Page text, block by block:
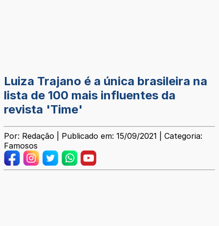
Luiza Trajano é a única brasileira na
lista de 100 mais influentes da
revista 'Time'
Por: Redação | Publicado em: 15/09/2021 | Categoria:
Famosos